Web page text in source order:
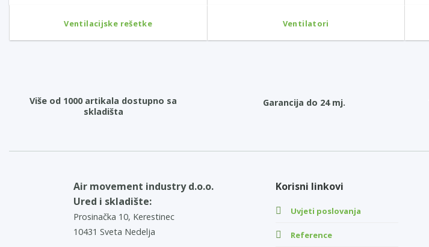
Ventilacijske rešetke Ventilatori
Više od 1000 artikala dostupno sa
skladišta
Garancija do 24 mj.
Air movement industry d.o.o.
Ured i skladište:
Prosinačka 10, Kerestinec
10431 Sveta Nedelja
Korisni linkovi
Uvjeti poslovanja
Reference